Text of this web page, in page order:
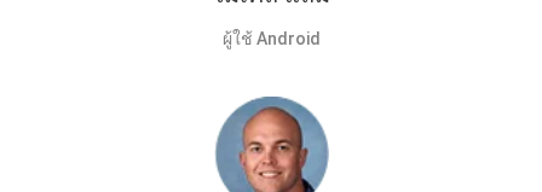
ผู้ใช้ Android